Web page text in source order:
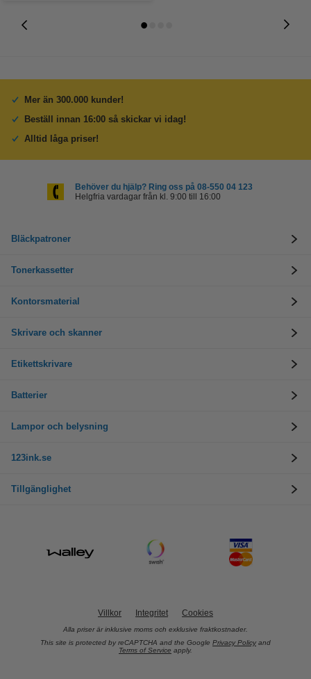
Mer än 300.000 kunder!
Beställ innan 16:00 så skickar vi idag!
Alltid låga priser!
Behöver du hjälp? Ring oss på 08-550 04 123
Helgfria vardagar från kl. 9:00 till 16:00
Bläckpatroner
Tonerkassetter
Kontorsmaterial
Skrivare och skanner
Etikettskrivare
Batterier
Lampor och belysning
123ink.se
Tillgänglighet
Villkor Integritet Cookies
Alla priser är inklusive moms och exklusive fraktkostnader.
This site is protected by reCAPTCHA and the Google Privacy Policy and
Terms of Service apply.